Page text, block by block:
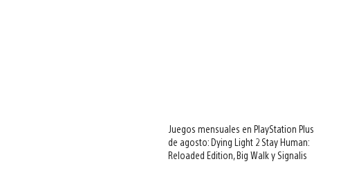
Juegos mensuales en PlayStation Plus
de agosto: Dying Light 2 Stay Human:
Reloaded Edition, Big Walk y Signalis